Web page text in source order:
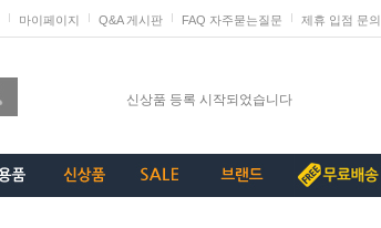
마이페이지 Q&A 게시판 FAQ 자주묻는질문 제휴 입점 문의
[중요+긴급]특허침해 상품에 대한 삭제요청
신상품 등록 시작되었습니다
계약종료상품(단종) 리스트_230907